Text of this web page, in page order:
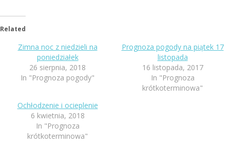
Related
Zimna noc z niedzieli na
poniedziałek
26 sierpnia, 2018
In "Prognoza pogody"
Prognoza pogody na piątek 17
listopada
16 listopada, 2017
In "Prognoza
krótkoterminowa"
Ochłodzenie i ocieplenie
6 kwietnia, 2018
In "Prognoza
krótkoterminowa"